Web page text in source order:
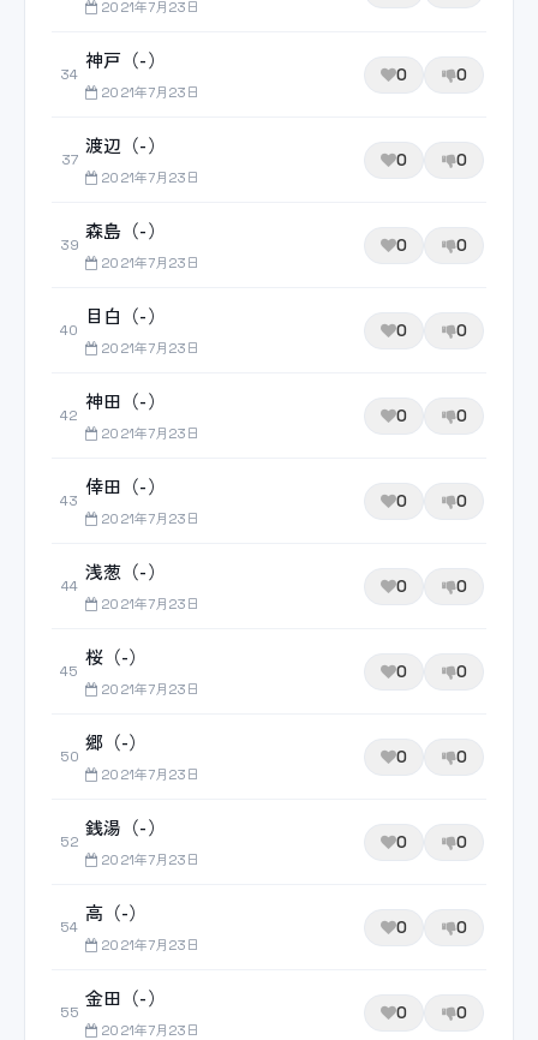
2021年7月23日
34
神戸（-）
2021年7月23日
0 0
37
渡辺（-）
2021年7月23日
0 0
39
森島（-）
2021年7月23日
0 0
40
目白（-）
2021年7月23日
0 0
42
神田（-）
2021年7月23日
0 0
43
倖田（-）
2021年7月23日
0 0
44
浅葱（-）
2021年7月23日
0 0
45
桜（-）
2021年7月23日
0 0
50
郷（-）
2021年7月23日
0 0
52
銭湯（-）
2021年7月23日
0 0
54
高（-）
2021年7月23日
0 0
55
金田（-）
2021年7月23日
0 0